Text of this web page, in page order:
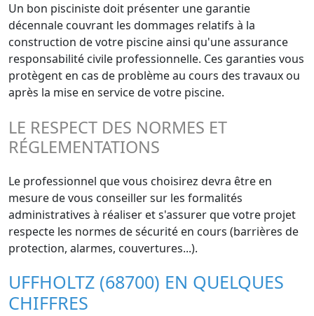
Un bon pisciniste doit présenter une garantie
décennale couvrant les dommages relatifs à la
construction de votre piscine ainsi qu'une assurance
responsabilité civile professionnelle. Ces garanties vous
protègent en cas de problème au cours des travaux ou
après la mise en service de votre piscine.
LE RESPECT DES NORMES ET
RÉGLEMENTATIONS
Le professionnel que vous choisirez devra être en
mesure de vous conseiller sur les formalités
administratives à réaliser et s'assurer que votre projet
respecte les normes de sécurité en cours (barrières de
protection, alarmes, couvertures...).
UFFHOLTZ (68700) EN QUELQUES
CHIFFRES